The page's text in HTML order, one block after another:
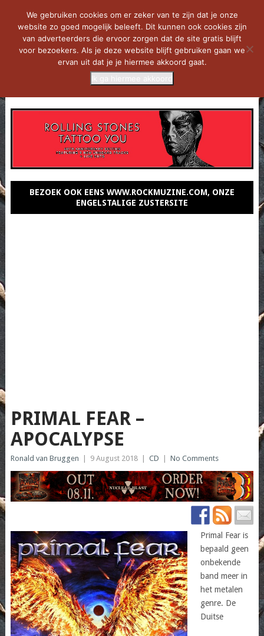
BEZOEK OOK EENS WWW.ROCKMUZINE.COM, ONZE
ENGELSTALIGE ZUSTERSITE
PRIMAL FEAR –
APOCALYPSE
Ronald van Bruggen 9 August 2018 CD No Comments
Primal Fear is
bepaald geen
onbekende
band meer in
het metalen
genre. De
Duitse
We gebruiken cookies om er zeker van te zijn dat je onze
website zo goed mogelijk beleeft. Dit kunnen ook cookies zijn
van adverteerders die ervoor zorgen dat de site gratis blijft
voor bezoekers. Als je deze website blijft gebruiken gaan we
ervan uit dat je je hiermee akkoord gaat.
Ik ga hiermee akkoord